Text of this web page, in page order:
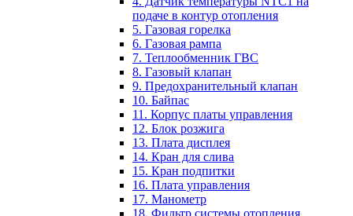
подаче в контур отопления
5. Газовая горелка
6. Газовая рампа
7. Теплообменник ГВС
8. Газовый клапан
9. Предохранительный клапан
10. Байпас
11. Корпус платы управления
12. Блок розжига
13. Плата дисплея
14. Кран для слива
15. Кран подпитки
16. Плата управления
17. Манометр
18. Фильтр системы отопления